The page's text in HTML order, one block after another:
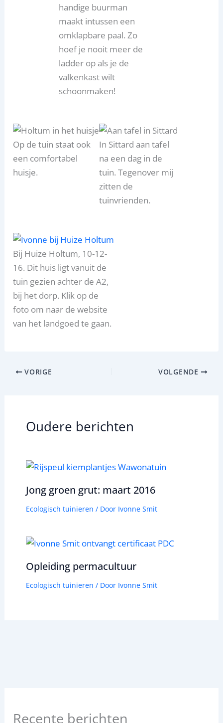
handige buurman
maakt intussen een
omklapbare paal. Zo
hoef je nooit meer de
ladder op als je de
valkenkast wilt
schoonmaken!
Op de tuin staat ook
een comfortabel
huisje.
In Sittard aan tafel
na een dag in de
tuin. Tegenover mij
zitten de
tuinvrienden.
Bij Huize Holtum, 10-12-
16. Dit huis ligt vanuit de
tuin gezien achter de A2,
bij het dorp. Klik op de
foto om naar de website
van het landgoed te gaan.
VORIGE VOLGENDE
Oudere berichten
Jong groen grut: maart 2016
Ecologisch tuinieren / Door Ivonne Smit
Opleiding permacultuur
Ecologisch tuinieren / Door Ivonne Smit
Recente berichten